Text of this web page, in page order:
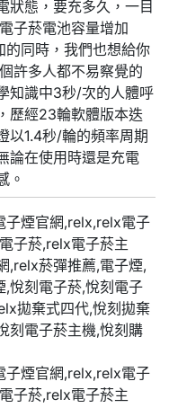
狀態，要充多久，一目
子菸電池容量增加
的同時，我們也想給你
許多人都不易察覺的
知識中3秒/次的人體呼
歷經23輪軟體版本迭
以1.4秒/輪的頻率周期
論在使用時還是充電
。